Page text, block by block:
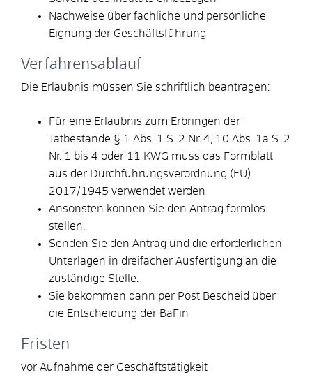
Nachweise über fachliche und persönliche
Eignung der Geschäftsführung
Verfahrensablauf
Die Erlaubnis müssen Sie schriftlich beantragen:
Für eine Erlaubnis zum Erbringen der
Tatbestände § 1 Abs. 1 S. 2 Nr. 4, 10 Abs. 1a S. 2
Nr. 1 bis 4 oder 11 KWG muss das Formblatt
aus der Durchführungsverordnung (EU)
2017/1945 verwendet werden
Ansonsten können Sie den Antrag formlos
stellen.
Senden Sie den Antrag und die erforderlichen
Unterlagen in dreifacher Ausfertigung an die
zuständige Stelle.
Sie bekommen dann per Post Bescheid über
die Entscheidung der BaFin
Fristen
vor Aufnahme der Geschäftstätigkeit